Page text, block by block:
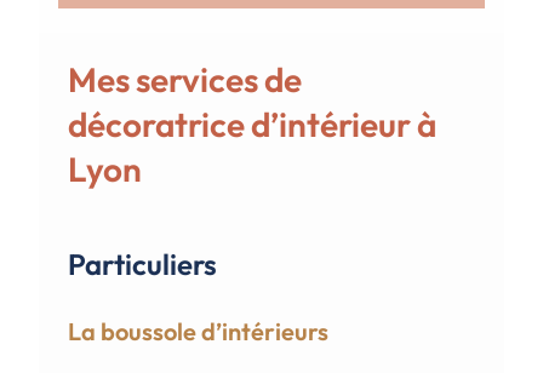
Mes services de
décoratrice d’intérieur à
Lyon
Particuliers
La boussole d’intérieurs